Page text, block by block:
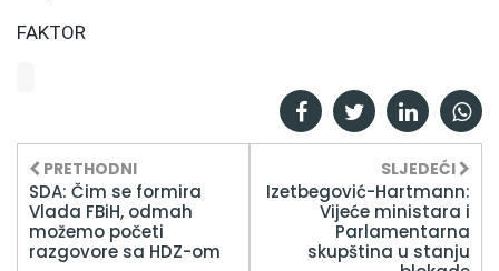
FAKTOR
PRETHODNI
SDA: Čim se formira
Vlada FBiH, odmah
možemo početi
razgovore sa HDZ-om
SLJEDEĆI
Izetbegović-Hartmann:
Vijeće ministara i
Parlamentarna
skupština u stanju